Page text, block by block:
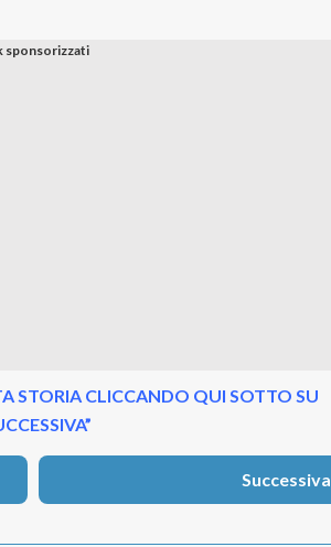
STORIA CLICCANDO QUI SOTTO SU
Successiva